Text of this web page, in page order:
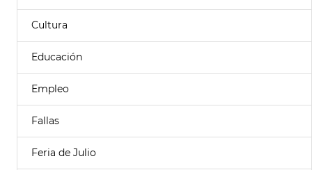
Cultura
Educación
Empleo
Fallas
Feria de Julio